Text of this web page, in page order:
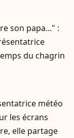
son papa..." :
du chagrin
météo
les écrans
elle partage